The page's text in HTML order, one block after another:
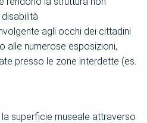
agli occhi dei cittadini
alle numerose esposizioni,
presso le zone interdette (es.
superficie museale attraverso